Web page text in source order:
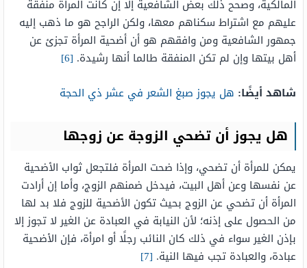
المالكية، وصحح ذلك بعض الشافعية إلا إن كانت المرأة منفقة
عليهم مع اشتراط سكناهم معها، ولكن الراجح هو ما ذهب إليه
جمهور الشافعية ومن وافقهم هو أن أضحية المرأة تجزئ عن
أهل بيتها وإن لم تكن المنفقة طالما أنها رشيدة. [6]
شاهد أيضًا: هل يجوز صبغ الشعر في عشر ذي الحجة
هل يجوز أن تضحي الزوجة عن زوجها
يمكن للمرأة أن تضحي، وإذا ضحت المرأة فلتجعل ثواب الأضحية
عن نفسها وعن أهل البيت، فيدخل ضمنهم الزوج، وأما إن أرادت
المرأة أن تضحي عن الزوج بحيث تكون الأضحية للزوج فلا بد لها
من الحصول على إذنه؛ لأن النيابة في العبادة عن الغير لا تجوز إلا
بإذن الغير سواء في ذلك كان النائب رجلًا أو امرأة، فإن الأضحية
عبادة، والعبادة تجب فيها النية. [7]